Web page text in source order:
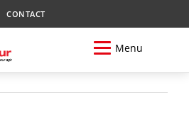
CONTACT
Menu